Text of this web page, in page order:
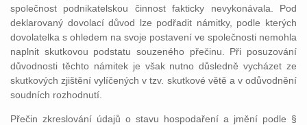
společnost podnikatelskou činnost fakticky nevykonávala. Pod
deklarovaný dovolací důvod lze podřadit námitky, podle kterých
dovolatelka s ohledem na svoje postavení ve společnosti nemohla
naplnit skutkovou podstatu souzeného přečinu. Při posuzování
důvodnosti těchto námitek je však nutno důsledně vycházet ze
skutkových zjištění vylíčených v tzv. skutkové větě a v odůvodnění
soudních rozhodnutí.
Přečin zkreslování údajů o stavu hospodaření a jmění podle §